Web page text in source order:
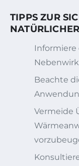
TIPPS ZUR
Beachte
Vermeide